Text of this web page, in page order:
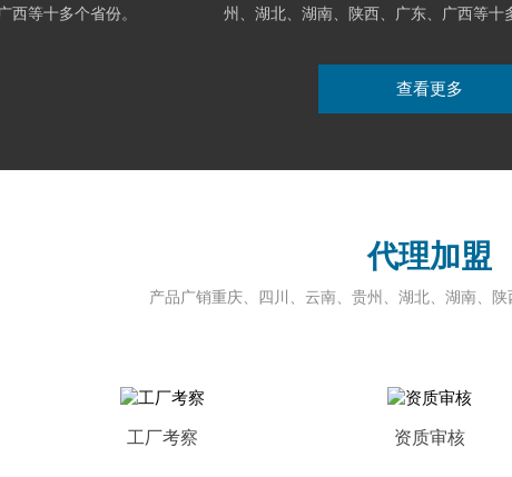
西等十多个省份。
州、湖北、湖南、陕西、广东、广西等十
查看更多
代理加盟
产品广销重庆、四川、云南、贵州、湖北、湖南、
工厂考察 资质审核